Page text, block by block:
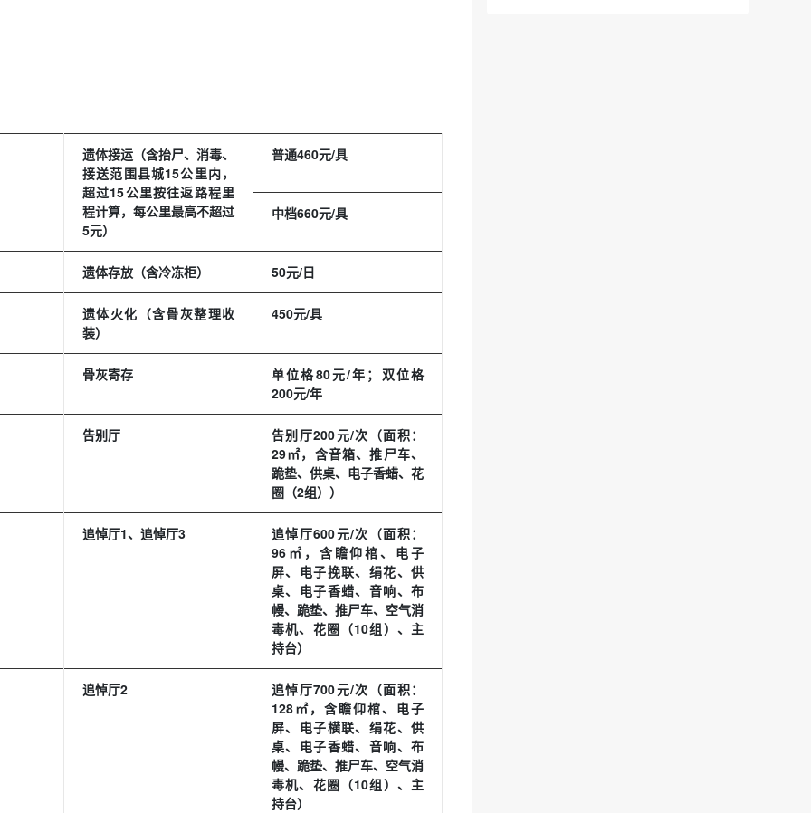
遗体接运（含抬尸、消毒、
接送范围县城15公里内，
超过15公里按往返路程里
程计算，每公里最高不超过
5元）
普通460元/具
中档660元/具
遗体存放（含冷冻柜） 50元/日
遗体火化（含骨灰整理收
装）
450元/具
骨灰寄存
单位格80元/年；双位格
200元/年
告别厅
告别厅200元/次（面积：
29㎡，含音箱、推尸车、
跪垫、供桌、电子香蜡、花
圈（2组））
追悼厅1、追悼厅3
追悼厅600元/次（面积：
96㎡，含瞻仰棺、电子
屏、电子挽联、绢花、供
桌、电子香蜡、音响、布
幔、跪垫、推尸车、空气消
毒机、花圈（10组）、主
持台）
追悼厅2
追悼厅700元/次（面积：
128㎡，含瞻仰棺、电子
屏、电子横联、绢花、供
桌、电子香蜡、音响、布
幔、跪垫、推尸车、空气消
毒机、花圈（10组）、主
持台）